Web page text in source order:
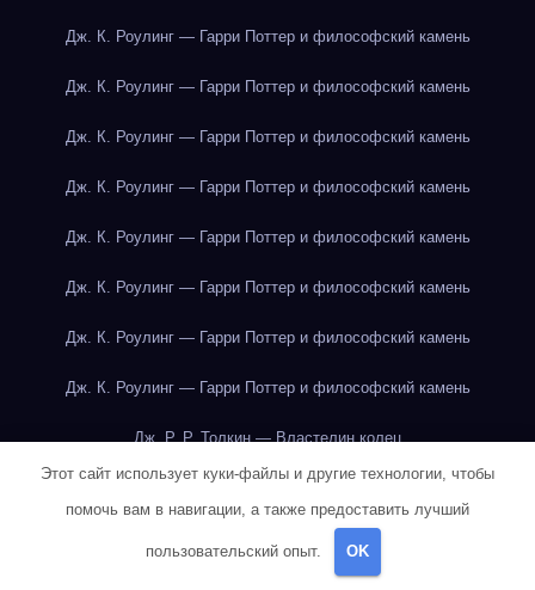
Дж. К. Роулинг — Гарри Поттер и философский камень
Дж. К. Роулинг — Гарри Поттер и философский камень
Дж. К. Роулинг — Гарри Поттер и философский камень
Дж. К. Роулинг — Гарри Поттер и философский камень
Дж. К. Роулинг — Гарри Поттер и философский камень
Дж. К. Роулинг — Гарри Поттер и философский камень
Дж. К. Роулинг — Гарри Поттер и философский камень
Дж. К. Роулинг — Гарри Поттер и философский камень
Дж. Р. Р. Толкин — Властелин колец
Дж. Р. Р. Толкин — Властелин колец
Этот сайт использует куки-файлы и другие технологии, чтобы
помочь вам в навигации, а также предоставить лучший
пользовательский опыт. OK